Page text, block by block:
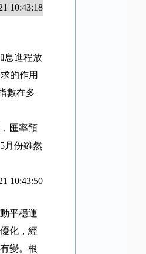
10:43:18
息進程放
的作用
數在多
匯率預
5月份雖然
10:43:50
平穩運
化，經
變。根